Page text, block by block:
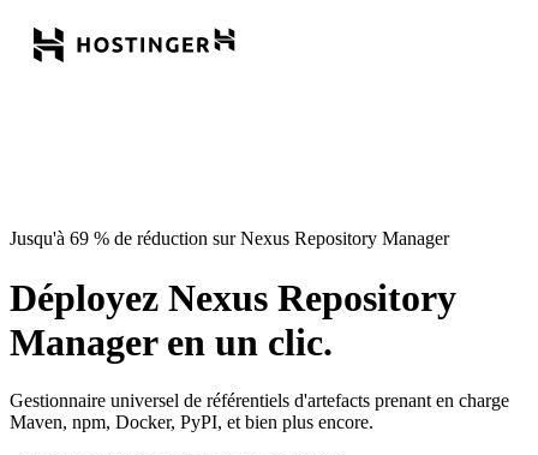
Jusqu'à 69 % de réduction sur Nexus Repository Manager
Déployez Nexus Repository
Manager en un clic.
Gestionnaire universel de référentiels d'artefacts prenant en charge
Maven, npm, Docker, PyPI, et bien plus encore.